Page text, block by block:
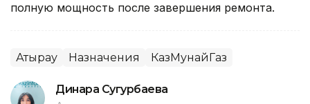
полную мощность после завершения ремонта.
Атырау Назначения КазМунайГаз
Динара Сугурбаева